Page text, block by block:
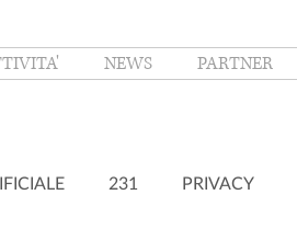
NEWS PARTNER
231 PRIVACY